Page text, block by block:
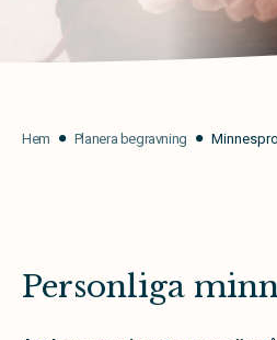
Hem Planera begravning
Personliga